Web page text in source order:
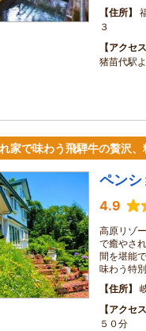
住所
３
アクセス
猪苗代駅
家で味わう飛騨牛の贅沢
ペン
4.9
高原リゾ
で癒やさ
間を堪能
味わう特
住所
アクセス
５０分